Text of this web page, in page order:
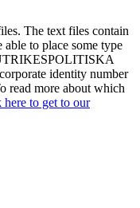
The text files contain
to place some type
identity number
read more about which
here to get to our